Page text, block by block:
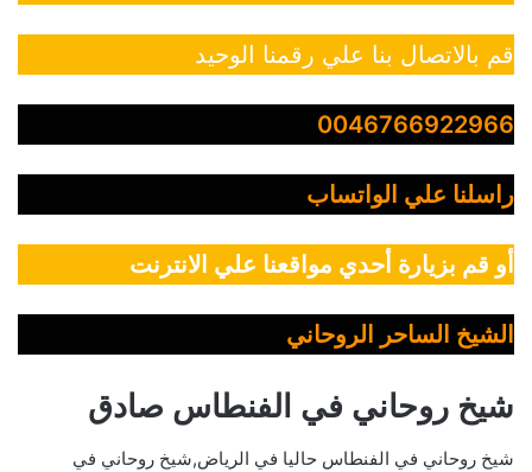
قم بالاتصال بنا علي رقمنا الوحيد
0046766922966
راسلنا علي الواتساب
أو قم بزيارة أحدي مواقعنا علي الانترنت
الشيخ الساحر الروحاني
شيخ روحاني في الفنطاس صادق
شيخ روحاني في الفنطاس حاليا في الرياض,شيخ روحاني في